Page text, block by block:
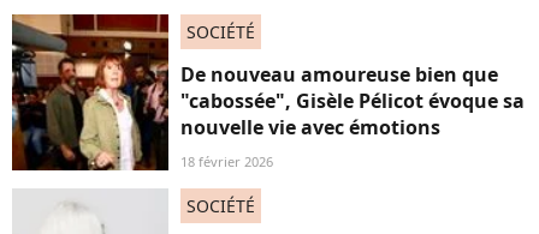
SOCIÉTÉ
De nouveau amoureuse bien que
"cabossée", Gisèle Pélicot évoque sa
nouvelle vie avec émotions
18 février 2026
SOCIÉTÉ